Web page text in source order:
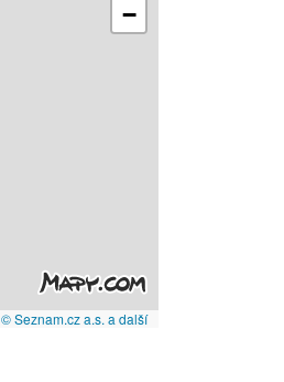
−
© Seznam.cz a.s. a další